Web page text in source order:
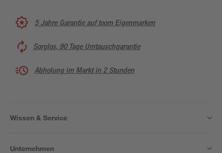
5 Jahre Garantie auf toom Eigenmarken
Sorglos, 90 Tage Umtauschgarantie
Abholung im Markt in 2 Stunden
Wissen & Service
Unternehmen